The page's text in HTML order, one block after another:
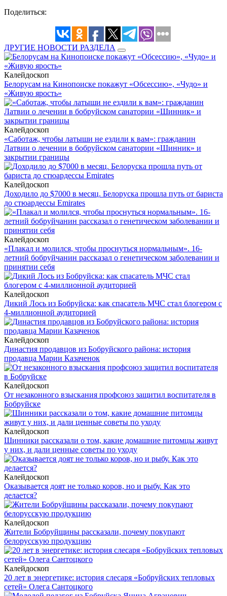
Поделиться:
ДРУГИЕ НОВОСТИ РАЗДЕЛА
Калейдоскоп
Белорусам на Кинопоиске покажут «Обсессию», «Чудо» и
«Живую ярость»
Калейдоскоп
«Саботаж, чтобы латыши не ездили к вам»: гражданин
Латвии о лечении в бобруйском санатории «Шинник» и
закрытии границы
Калейдоскоп
Доходило до $7000 в месяц. Белоруска прошла путь от бариста
до стюардессы Emirates
Калейдоскоп
«Плакал и молился, чтобы проснуться нормальным». 16-
летний бобруйчанин рассказал о генетическом заболевании и
принятии себя
Калейдоскоп
Дикий Лось из Бобруйска: как спасатель МЧС стал блогером с
4-миллионной аудиторией
Калейдоскоп
Династия продавцов из Бобруйского района: история
продавца Марии Казаченок
Калейдоскоп
От незаконного взыскания профсоюз защитил воспитателя в
Бобруйске
Калейдоскоп
Шинники рассказали о том, какие домашние питомцы живут
у них, и дали ценные советы по уходу
Калейдоскоп
Оказывается доят не только коров, но и рыбу. Как это
делается?
Калейдоскоп
Жители Бобруйщины рассказали, почему покупают
белорусскую продукцию
Калейдоскоп
20 лет в энергетике: история слесаря «Бобруйских тепловых
сетей» Олега Сантоцкого